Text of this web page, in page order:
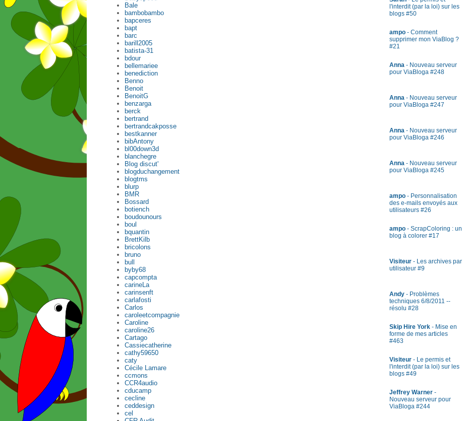
Bale
bambobambo
bapceres
bapt
barc
barill2005
batista-31
bdour
bellemariee
benediction
Benno
Benoit
BenoitG
benzarga
berck
bertrand
bertrandcakposse
bestkanner
bibAntony
bl00down3d
blanchegre
Blog discut'
blogduchangement
blogtms
blurp
BMR
Bossard
botiench
boudounours
boul
bquantin
BrettKilb
bricolons
bruno
bull
byby68
capcompta
carineLa
carinsenft
carlafosti
Carlos
caroleetcompagnie
Caroline
caroline26
Cartago
Cassiecatherine
cathy59650
caty
Cécile Lamare
ccmons
CCR4audio
cducamp
cecline
ceddesign
cel
l'interdit (par la loi) sur les
blogs #50
ampo - Comment
supprimer mon ViaBlog ?
#21
Anna - Nouveau serveur
pour ViaBloga #248
Anna - Nouveau serveur
pour ViaBloga #247
Anna - Nouveau serveur
pour ViaBloga #246
Anna - Nouveau serveur
pour ViaBloga #245
ampo - Personnalisation
des e-mails envoyés aux
utilisateurs #26
ampo - ScrapColoring : un
blog à colorer #17
Visiteur - Les archives par
utilisateur #9
Andy - Problèmes
techniques 6/8/2011 --
résolu #28
Skip Hire York - Mise en
forme de mes articles
#463
Visiteur - Le permis et
l'interdit (par la loi) sur les
blogs #49
Jeffrey Warner -
Nouveau serveur pour
ViaBloga #244